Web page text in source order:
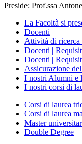
Preside: Prof.ssa
La Facoltà si
Docenti
Attività di ricerca
Docenti |
Docenti |
Assicurazione
I nostri Alumni e
I nostri corsi di
Corsi di laurea
Corsi di laurea
Master
Double Degree